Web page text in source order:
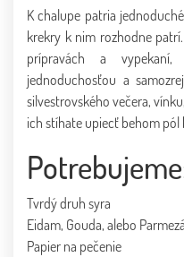
K chalupe patria
krekry k nim rozhodne
prípravách a
jednoduchosťou a
silvestrovského večera,
ich stíhate upiecť behom
Tvrdý druh syra
Eidam, Gouda, alebo
Papier na pečenie